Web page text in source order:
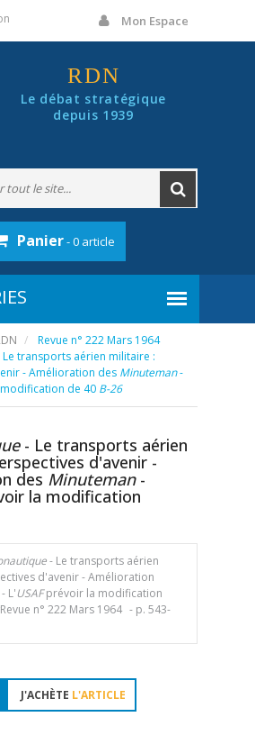
Mon Espace
RDN
Le débat stratégique
depuis 1939
Panier- 0 article
Revue n° 222 Mars 1964
Le transports aérien militaire :
- Amélioration des Minuteman-
de 40 B-26
- Le transports aérien
d'avenir -
des Minuteman -
la modification
- Le transports aérien
d'avenir - Amélioration
- L'USAFprévoir la modification
Revue n° 222 Mars 1964 - p. 543-
J'ACHÈTE L'ARTICLE